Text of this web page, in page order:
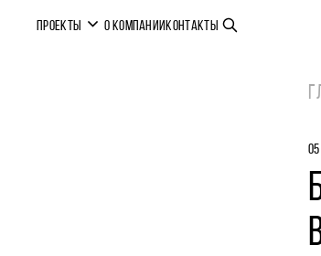
ПРОЕКТЫ О КОМПАНИИКОНТАКТЫ